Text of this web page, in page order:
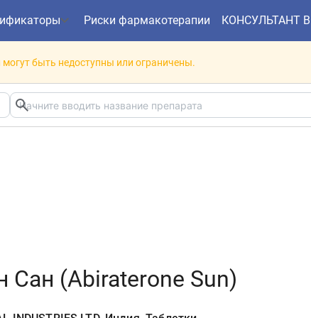
Риски фармакотерапии КОНСУЛЬТАНТ
быть недоступны или ограничены.
Сан (Abiraterone Sun)